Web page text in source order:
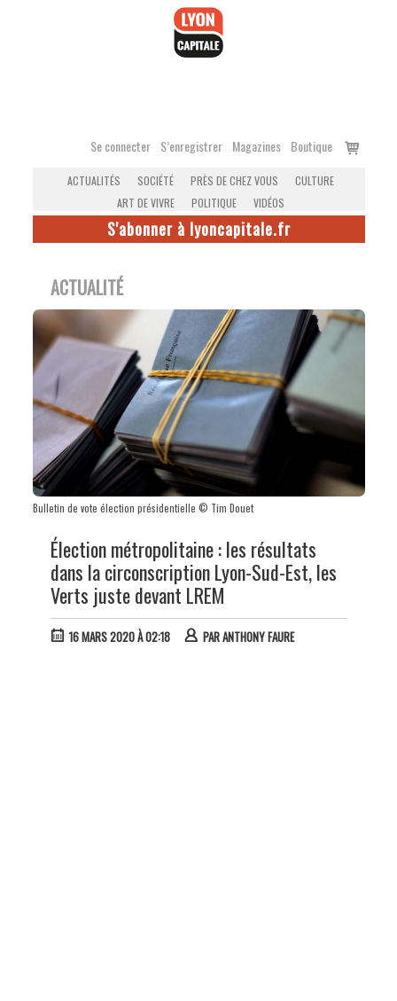
Se connecter S’enregistrer Magazines Boutique
Voir
ACTUALITÉS SOCIÉTÉ PRÈS DE CHEZ VOUS
CULTURE
ART DE VIVRE
POLITIQUE VIDÉOS
S'abonner à lyoncapitale.fr
ACTUALITÉ
Bulletin de vote élection présidentielle © Tim Douet
Élection métropolitaine : les résultats
dans la circonscription Lyon-Sud-Est, les
Verts juste devant LREM
16 MARS 2020 À 02:18 PARANTHONY FAURE